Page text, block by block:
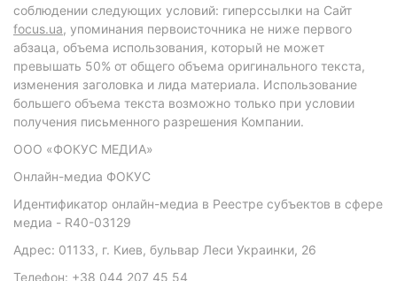
соблюдении следующих условий: гиперссылки на Сайт
focus.ua, упоминания первоисточника не ниже первого
абзаца, объема использования, который не может
превышать 50% от общего объема оригинального текста,
изменения заголовка и лида материала. Использование
большего объема текста возможно только при условии
получения письменного разрешения Компании.
ООО «ФОКУС МЕДИА»
Онлайн-медиа ФОКУС
Идентификатор онлайн-медиа в Реестре субъектов в сфере
медиа - R40-03129
Адрес: 01133, г. Киев, бульвар Леси Украинки, 26
Телефон: +38 044 207 45 54